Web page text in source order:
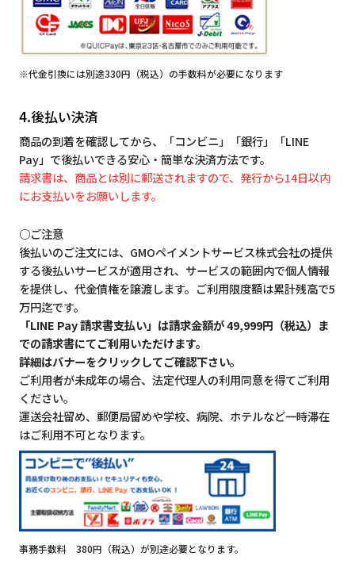
※代金引換には別途330円（税込）の手数料が必要になります
4.後払い決済
商品の到着を確認してから、「コンビニ」「銀行」「LINE
Pay」で後払いできる安心・簡単な決済方法です。
請求書は、商品とは別に郵送されますので、発行から14日以内
にお支払いをお願いします。
○ご注意
後払いのご注文には、GMOペイメントサービス株式会社の提供
する後払いサービスが適用され、サービスの範囲内で個人情報
を提供し、代金債権を譲渡します。ご利用限度額は累計残高で5
万円迄です。
「LINE Pay 請求書支払い」は請求金額が 49,999円（税込）ま
での請求書にてご利用いただけます。
詳細はバナーをクリックしてご確認下さい。
ご利用者が未成年の場合、法定代理人の利用同意を得てご利用
ください。
運送会社留め、郵便局留めや学校、病院、ホテルなど一時滞在
はご利用不可となります。
事務手数料 380円（税込）が別途必要となります。